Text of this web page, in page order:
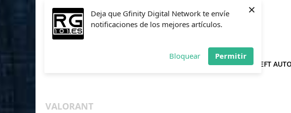
Deja que Gfinity Digital Network te envíe
notificaciones de los mejores artículos.
Bloquear Permitir
×
FORTNITE PES GRAND THEFT
VALORANT